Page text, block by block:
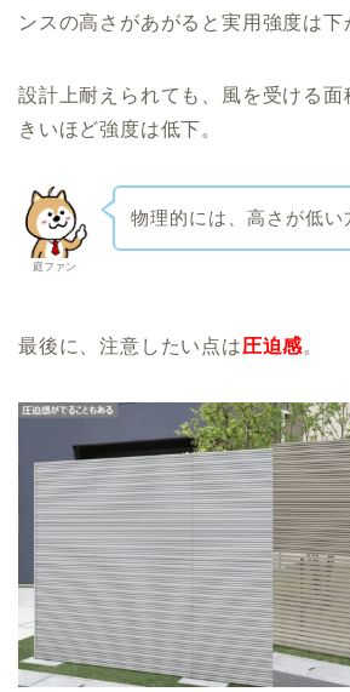
ンスの高さがあがると実用強度は下
設計上耐えられても、風を受ける面
きいほど強度は低下。
庭ファン
物理的には、高さが低い
最後に、注意したい点は圧迫感。